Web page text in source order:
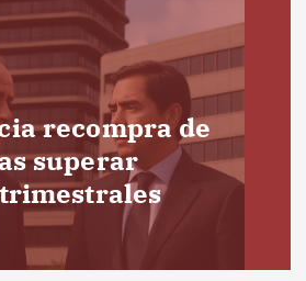
recompra de
superar